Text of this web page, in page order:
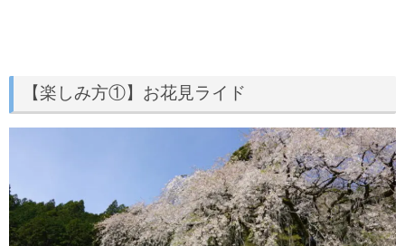
【楽しみ方①】お花見ライド